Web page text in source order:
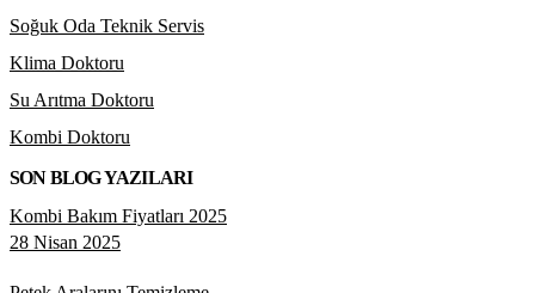
Soğuk Oda Teknik Servis
Klima Doktoru
Su Arıtma Doktoru
Kombi Doktoru
SON BLOG YAZILARI
Kombi Bakım Fiyatları 2025
28 Nisan 2025